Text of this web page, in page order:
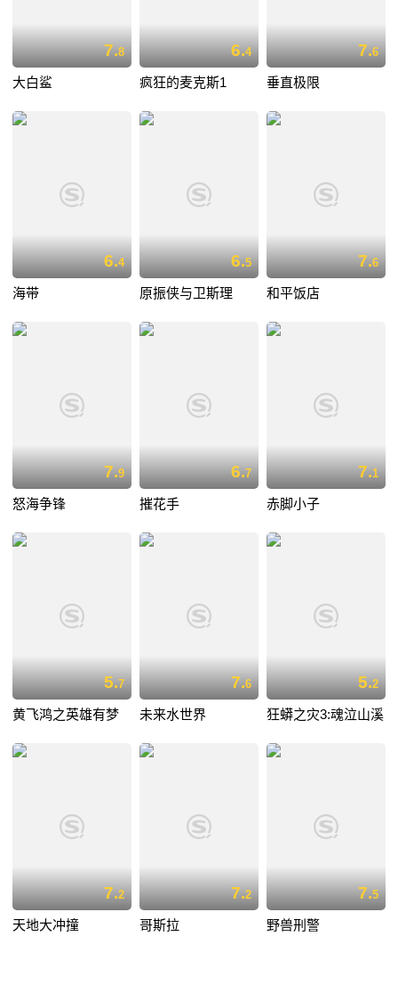
7.8
大白鲨
6.4
疯狂的麦克斯1
7.6
垂直极限
6.4
海带
6.5
原振侠与卫斯理
7.6
和平饭店
7.9
怒海争锋
6.7
摧花手
7.1
赤脚小子
5.7
黄飞鸿之英雄有梦
7.6
未来水世界
5.2
狂蟒之灾3:魂泣山溪
7.2
天地大冲撞
7.2
哥斯拉
7.5
野兽刑警